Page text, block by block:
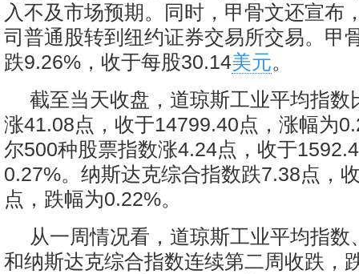
入不及市场预期。同时，甲骨文还宣布
司普通股转到纽约证券交易所交易。甲
跌9.26%，收于每股30.14美元。
截至当天收盘，道琼斯工业平均指数
涨41.08点，收于14799.40点，涨幅为
尔500种股票指数涨4.24点，收于
0.27%。纳斯达克综合指数跌7.38点，
点，跌幅为0.22%。
从一周情况看，道琼斯工业平均指数
和纳斯达克综合指数连续第二周收跌，